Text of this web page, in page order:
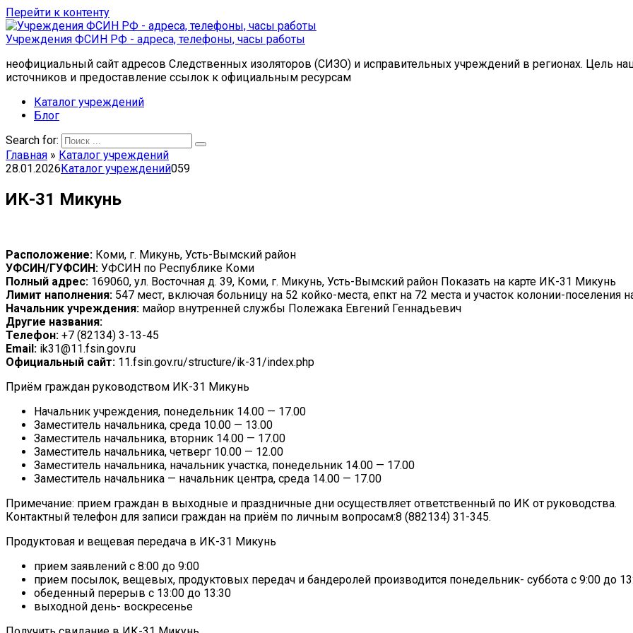
Перейти к контенту
Учреждения ФСИН РФ - адреса, телефоны, часы работы
неофициальный сайт адресов Следственных изоляторов (СИЗО) и исправительных учреждений в регионах. Цель
источников и предоставление ссылок к официальным ресурсам
Каталог учреждений
Блог
Search for:
Главная » Каталог учреждений
28.01.2026Каталог учреждений059
ИК-31 Микунь
Расположение: Коми, г. Микунь, Усть-Вымский район
УФСИН/ГУФСИН: УФСИН по Республике Коми
Полный адрес: 169060, ул. Восточная д. 39, Коми, г. Микунь, Усть-Вымский район Показать на карте ИК-31 Микунь
Лимит наполнения: 547 мест, включая больницу на 52 койко-места, епкт на 72 места и участок колонии-
Начальник учреждения: майор внутренней службы Полежака Евгений Геннадьевич
Другие названия:
Телефон: +7 (82134) 3-13-45
Email: ik31@11.fsin.gov.ru
Официальный сайт: 11.fsin.gov.ru/structure/ik-31/index.php
Приём граждан руководством ИК-31 Микунь
Начальник учреждения, понедельник 14.00 — 17.00
Заместитель начальника, среда 10.00 — 13.00
Заместитель начальника, вторник 14.00 — 17.00
Заместитель начальника, четверг 10.00 — 12.00
Заместитель начальника, начальник участка, понедельник 14.00 — 17.00
Заместитель начальника — начальник центра, среда 14.00 — 17.00
Примечание: прием граждан в выходные и праздничные дни осуществляет ответственный по ИК от руководства.
Контактный телефон для записи граждан на приём по личным вопросам:8 (882134) 31-345.
Продуктовая и вещевая передача в ИК-31 Микунь
прием заявлений с 8:00 до 9:00
прием посылок, вещевых, продуктовых передач и бандеролей производится понедельник- суббота с 9:00 до
обеденный перерыв с 13:00 до 13:30
выходной день- воскресенье